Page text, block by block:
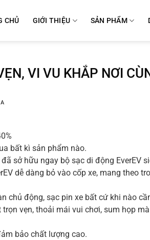
CHỦ GIỚI THIỆU SẢN PHẨM
VI VU KHẮP NƠI
bất kì sản phẩm nào.
sở hữu ngay bộ sạc di động EverEV
dễ dàng bỏ vào cốp xe, mang theo
chủ động, sạc pin xe bất cứ khi nào
vẹn, thoải mái vui chơi, sum họp
bảo chất lượng cao.